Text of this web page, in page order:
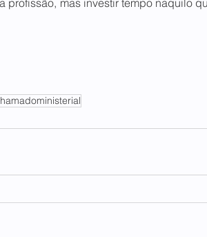
profissão, mas investir tempo naquilo